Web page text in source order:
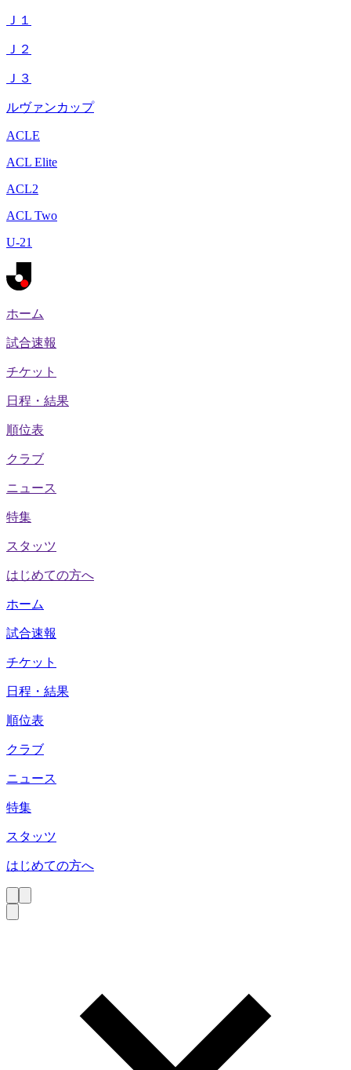
Ｊ１
Ｊ２
Ｊ３
ルヴァンカップ
ACLE
ACL Elite
ACL2
ACL Two
U-21
ホーム
試合速報
チケット
日程・結果
順位表
クラブ
ニュース
特集
スタッツ
はじめての方へ
ホーム
試合速報
チケット
日程・結果
順位表
クラブ
ニュース
特集
スタッツ
はじめての方へ